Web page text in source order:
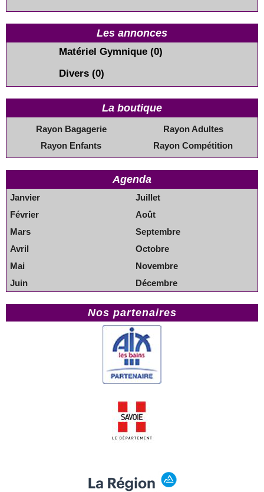
Les annonces
Matériel Gymnique (0)
Divers (0)
La boutique
Rayon Bagagerie
Rayon Adultes
Rayon Enfants
Rayon Compétition
Agenda
Janvier
Février
Mars
Avril
Mai
Juin
Juillet
Août
Septembre
Octobre
Novembre
Décembre
Nos partenaires